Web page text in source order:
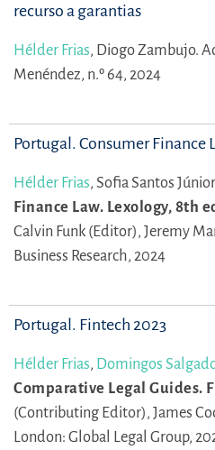
recurso a garantias
Hélder Frias, Diogo Zambujo.
Menéndez, n.º 64, 2024
Portugal. Consumer Finance
Hélder Frias, Sofia Santos
Finance Law. Lexology, 8th
Calvin Funk (Editor), Jeremy
Business Research, 2024
Portugal. Fintech 2023
Hélder Frias, Domingos
Comparative Legal Guides.
(Contributing Editor), James
London: Global Legal Group,